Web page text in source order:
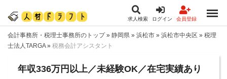
求人検索 ログイン 会員登録
会計事務所・税理士事務所のトップ» 静岡県 » 浜松市 » 浜松市中央区 » 税理
士法人TARGA» 税務会計アシスタント
年収336万円以上／未経験OK／在宅実績あり